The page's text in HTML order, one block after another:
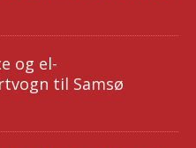
og el-
til Samsø